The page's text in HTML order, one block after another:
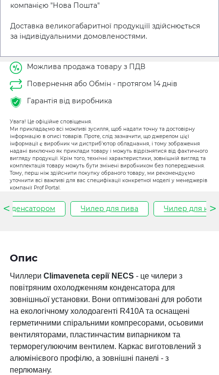
компанією "Нова Пошта"
Доставка великогабаритної продукціїї здійснюється
за індивідуальними домовленостями.
Можлива продажа товару з ПДВ
Повернення або Обмін - протягом 14 днів
Гарантія від виробника
Увага! Це офіційне сповіщення.
Ми прикладаємо всі можливі зусилля, щоб надати точну та достовірну
інформацію в описі товарів. Проте, слід зазначити, що джерелом цієї
інформації є виробник чи дистриб'ютор обладнання, і тому зображення
надані виключно як приклади товару і можуть відрізнятися від фактичного
вигляду продукції. Крім того, технічні характеристики, зовнішній вигляд та
комплектація товару можуть бути змінені виробником без попередження.
Тому, перш ніж здійснити покупку обраного товару, ми рекомендуємо
уточнити всі важливі для вас специфікації конкретної моделі у менеджерів
компанії Prof Portal.
Чилер для пива Чилер для
Опис
Чиллери Climaveneta серії NECS - це чилери з
повітряним охолодженням конденсатора для
зовнішньої установки. Вони оптимізовані для роботи
на екологічному холодоагенті R410A та оснащені
герметичними спіральними компресорами, осьовими
вентиляторами, пластинчастим випарником та
терморегулюючим вентилем. Каркас виготовлений з
алюмінієвого профілю, а зовнішні панелі - з
перлюману.